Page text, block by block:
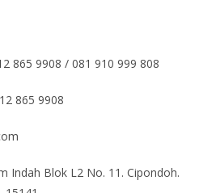
865 9908 / 081 910 999 808
865 9908
Indah Blok L2 No. 11. Cipondoh.